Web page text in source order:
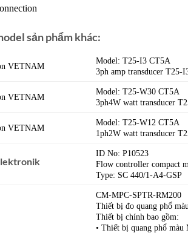
sản phẩm khác:
VETNAM
Model: T25-I3 CT5A
3ph amp transducer T25-
VETNAM
Model: T25-W30 CT5A
3ph4W watt transducer
VETNAM
Model: T25-W12 CT5A
1ph2W watt transducer
ID No: P10523
Flow controller compact
Type: SC 440/1-A4-GSP
CM-MPC-SPTR-RM200
Thiết bị đo quang phổ
Thiết bị chính bao gồm:
• Thiết bị quang phổ màu